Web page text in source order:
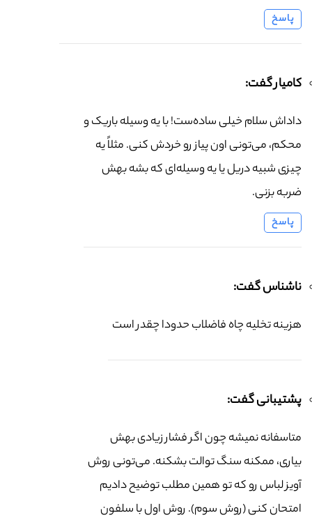
پاسخ
کامیار گفت:
داداش سلام خیلی ساده‌ست! با یه وسیله باریک و
محکم، می‌تونی اون پیاز رو خردش کنی. مثلاً یه
چیزی شبیه دریل یا یه وسیله‌ای که بشه بهش
ضربه بزنی.
پاسخ
ناشناس گفت:
هزینه تخلیه چاه فاضلاب حدودا چقدر است
پشتیبانی گفت:
متاسفانه نمیشه چون اگر فشار زیادی بهش
بیاری، ممکنه سنگ توالت بشکنه. می‌تونی روش
آویز لباس رو که تو همین مطلب توضیح دادیم
امتحان کنی (روش سوم). روش اول با سلفون